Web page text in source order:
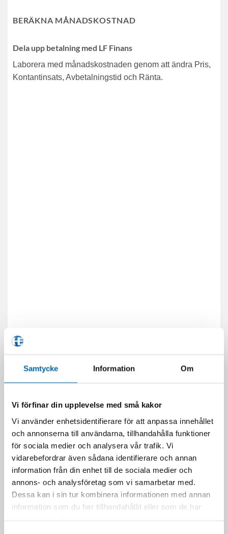
Samtycke Information Om
Vi förfinar din upplevelse med små kakor
Vi använder enhetsidentifierare för att anpassa innehållet
och annonserna till användarna, tillhandahålla funktioner
för sociala medier och analysera vår trafik. Vi
vidarebefordrar även sådana identifierare och annan
information från din enhet till de sociala medier och
annons- och analysföretag som vi samarbetar med.
Dessa kan i sin tur kombinera informationen med annan
information som du har tillhandahållit eller som de har
BERÄKNA MÅNADSKOSTNAD
Dela upp betalning med LF Finans
Laborera med månadskostnaden genom att ändra Pris,
Kontantinsats, Avbetalningstid och Ränta.